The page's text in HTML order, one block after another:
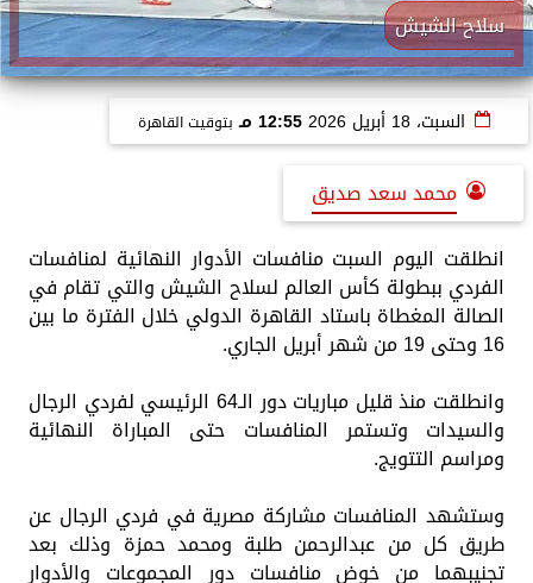
سلاح الشيش
السبت، 18 أبريل 2026 12:55 مـ بتوقيت القاهرة
محمد سعد صديق
انطلقت اليوم السبت منافسات الأدوار النهائية لمنافسات
الفردي ببطولة كأس العالم لسلاح الشيش والتي تقام في
الصالة المغطاة باستاد القاهرة الدولي خلال الفترة ما بين
16 وحتى 19 من شهر أبريل الجاري.
وانطلقت منذ قليل مباريات دور الـ64 الرئيسي لفردي الرجال
والسيدات وتستمر المنافسات حتى المباراة النهائية
ومراسم التتويج.
وستشهد المنافسات مشاركة مصرية في فردي الرجال عن
طريق كل من عبدالرحمن طلبة ومحمد حمزة وذلك بعد
تجنيبهما من خوض منافسات دور المجموعات والأدوار